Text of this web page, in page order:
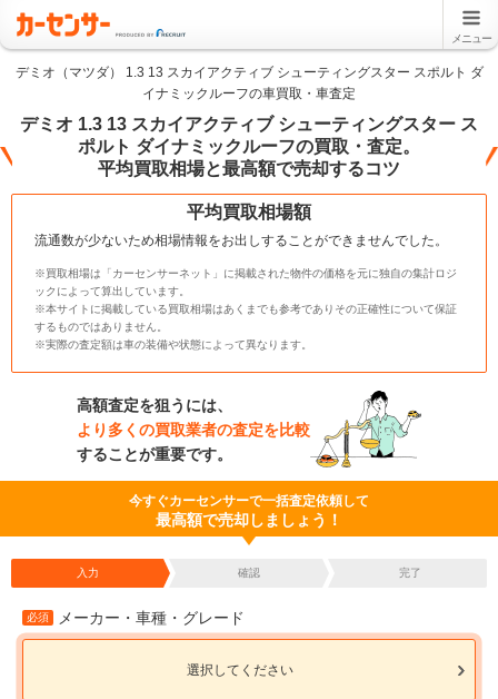
メニュー
デミオ（マツダ） 1.3 13 スカイアクティブ シューティングスター スポルト ダ
イナミックルーフの車買取・車査定
デミオ 1.3 13 スカイアクティブ シューティングスター ス
ポルト ダイナミックルーフの買取・査定。
平均買取相場と最高額で売却するコツ
平均買取相場額
流通数が少ないため相場情報をお出しすることができませんでした。
※買取相場は「カーセンサーネット」に掲載された物件の価格を元に独自の集計ロジ
ックによって算出しています。
※本サイトに掲載している買取相場はあくまでも参考でありその正確性について保証
するものではありません。
※実際の査定額は車の装備や状態によって異なります。
高額査定を狙うには、
より多くの買取業者の査定を比較
することが重要です。
今すぐカーセンサーで一括査定依頼して
最高額で売却しましょう！
入力 確認 完了
必須 メーカー・車種・グレード
選択してください